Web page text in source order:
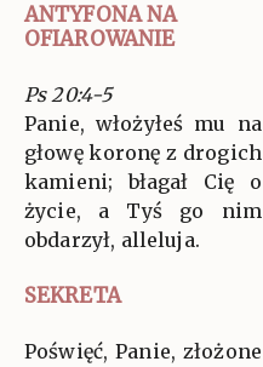
ANTYFONA NA
OFIAROWANIE
Ps 20:4-5
Panie, włożyłeś mu na
głowę koronę z drogich
kamieni; błagał Cię o
życie, a Tyś go nim
obdarzył, alleluja.
SEKRETA
Poświęć, Panie, złożone